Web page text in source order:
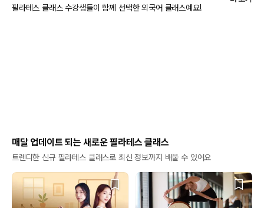
필라테스 클래스 수강생들이 함께 선택한 외국어 클래스예요!
매달 업데이트 되는 새로운 필라테스 클래스
트렌디한 신규 필라테스 클래스로 최신 정보까지 배울 수 있어요